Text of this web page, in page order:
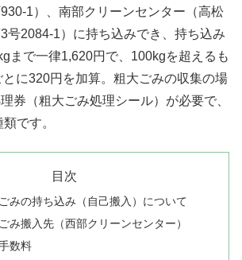
1）、南部クリーンセンター（高松
号2084-1）に持ち込みでき、持ち込み
まで一律1,620円で、100kgを超えるも
に320円を加算。粗大ごみの収集の場
券（粗大ごみ処理シール）が必要で、
です。
目次
みの持ち込み（自己搬入）について
み搬入先（西部クリーンセンター）
数料